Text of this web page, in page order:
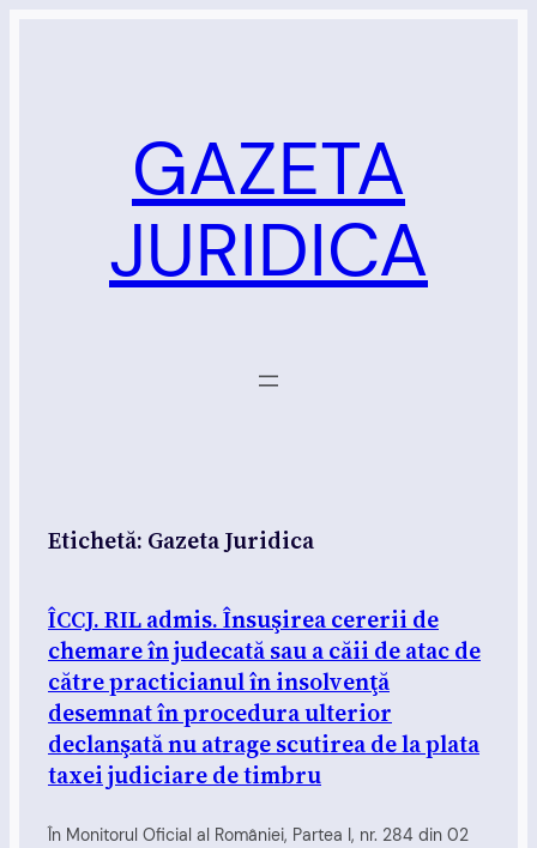
GAZETA
JURIDICA
Etichetă: Gazeta Juridica
ÎCCJ. RIL admis. Însuşirea cererii de
chemare în judecată sau a căii de atac de
către practicianul în insolvenţă
desemnat în procedura ulterior
declanşată nu atrage scutirea de la plata
taxei judiciare de timbru
În Monitorul Oficial al României, Partea I, nr. 284 din 02